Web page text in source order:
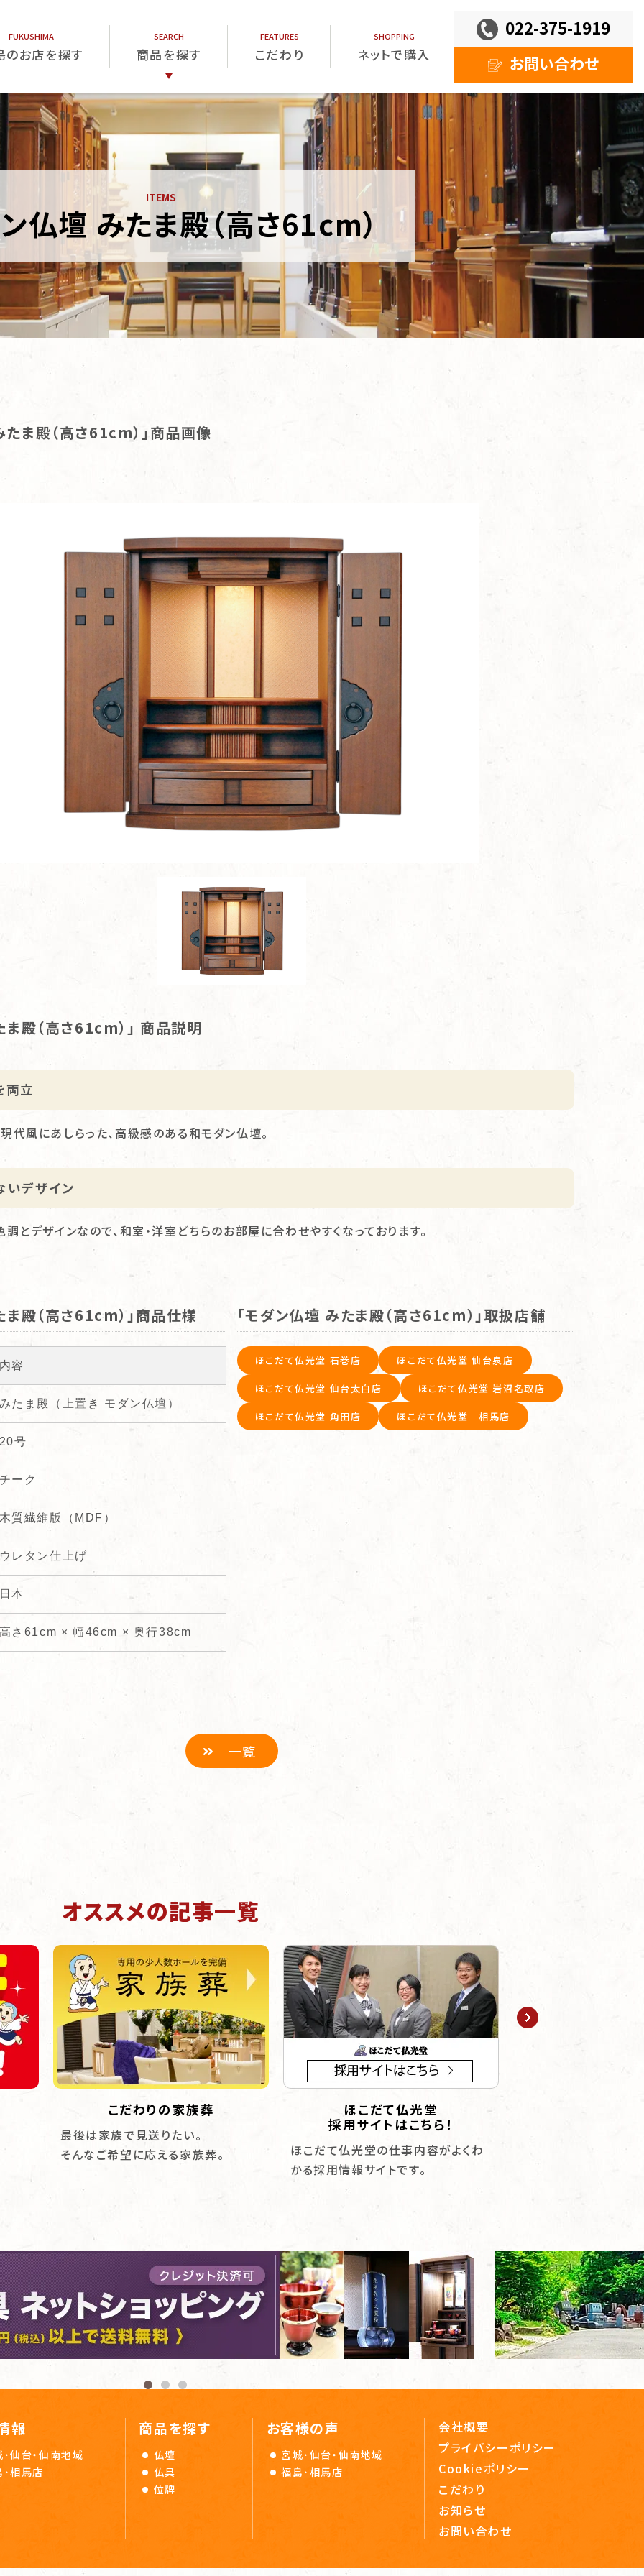
仏壇 みたま殿（高さ61cm）
022-375-1919
お問い合わせ
のお店を探す 商品を探す
仏壇
位牌
こだわり ネットで購入
たま殿（高さ61cm）」商品画像
ま殿（高さ61cm）」 商品説明
両立
代風にあしらった、高級感のある和モダン仏壇。
いデザイン
とデザインなので、和室・洋室どちらのお部屋に合わせやすくなっております。
殿（高さ61cm）」商品仕様
容
たま殿（上置き モダン仏壇）
号
ーク
質繊維版（MDF）
レタン仕上げ
本
さ61cm × 幅46cm × 奥行38cm
「モダン仏壇 みたま殿（高さ61cm）」取扱店舗
ほこだて仏光堂 石巻店 ほこだて仏光堂 仙台泉店
ほこだて仏光堂 仙台太白店 ほこだて仏光堂 岩沼名取店
ほこだて仏光堂 角田店 ほこだて仏光堂 相馬店
一覧
オススメの記事一覧
こだわりの家族葬
最後は家族で見送りたい。
そんなご希望に応える家族葬。
ほこだて仏光堂
採用サイトはこちら！
ほこだて仏光堂の仕事内容がよくわ
かる採用情報サイトです。
厳しい環境を乗り越
報
･仙台・仙南地域
･相馬店
商品を探す
仏壇
仏具
位牌
お客様の声
宮城･仙台・仙南地域
福島･相馬店
会社概要
プライバシーポリシー
Cookieポリシー
こだわり
お知らせ
お問い合わせ